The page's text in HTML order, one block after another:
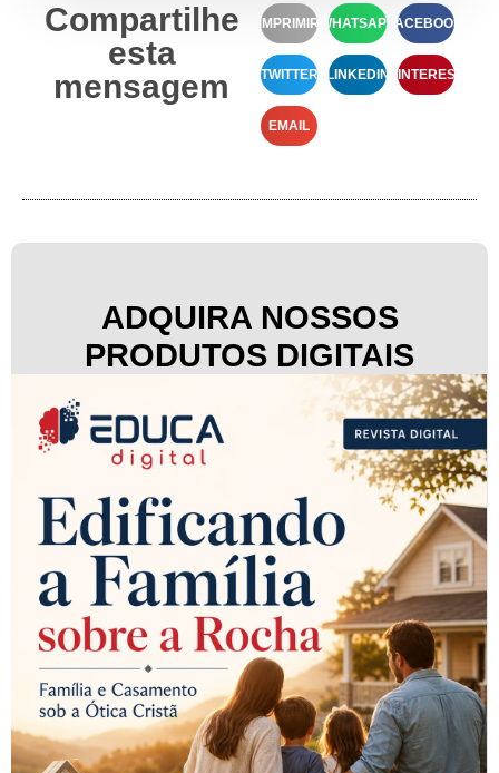
Compartilhe
esta
mensagem
IMPRIMIR WHATSAPP FACEBOOK
TWITTER LINKEDIN PINTEREST
EMAIL
ADQUIRA NOSSOS
PRODUTOS DIGITAIS